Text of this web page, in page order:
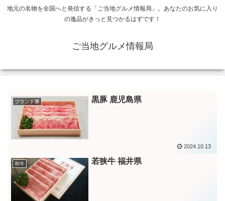
地元の名物を全国へと発信する「ご当地グルメ情報局」。あなたのお気に入り
の逸品がきっと見つかるはずです！
ご当地グルメ情報局
ブランド豚 黒豚 鹿児島県
2024.10.13
和牛 若狭牛 福井県